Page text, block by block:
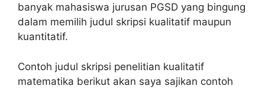
banyak mahasiswa jurusan PGSD yang bingung
dalam memilih judul skripsi kualitatif maupun
kuantitatif.
Contoh judul skripsi penelitian kualitatif
matematika berikut akan saya sajikan contoh